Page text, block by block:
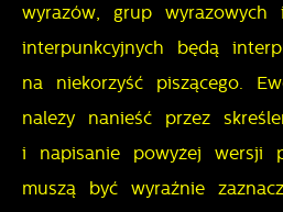
wyrazów, grup wyrazowych
interpunkcyjnych będą
na niekorzyść piszącego.
należy nanieść przez
i napisanie powyżej wersji
muszą być wyraźnie